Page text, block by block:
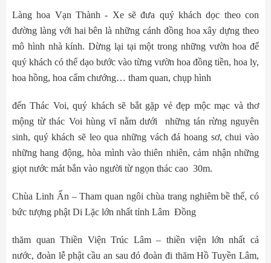
Làng hoa Vạn Thành - Xe sẽ đưa quý khách dọc theo con
đường làng với hai bên là những cánh đồng hoa xây dựng theo
mô hình nhà kính. Dừng lại tại một trong những vườn hoa để
quý khách có thể dạo bước vào từng vườn hoa đồng tiền, hoa ly,
hoa hồng, hoa cẩm chướng… tham quan, chụp hình
đến Thác Voi, quý khách sẽ bắt gặp vẻ đẹp mộc mạc và thơ
mộng từ thác Voi hùng vĩ nằm dưới những tán rừng nguyên
sinh, quý khách sẽ leo qua những vách đá hoang sơ, chui vào
những hang động, hòa mình vào thiên nhiên, cảm nhận những
giọt nước mát bắn vào người từ ngọn thác cao 30m.
Chùa Linh Ấn – Tham quan ngôi chùa trang nghiêm bề thế, có
bức tượng phật Di Lặc lớn nhất tỉnh Lâm Đồng
thăm quan Thiền Viện Trúc Lâm – thiền viện lớn nhất cả
nước, đoàn lễ phật cầu an sau đó đoàn đi thăm Hồ Tuyền Lâm,